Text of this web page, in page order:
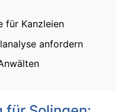
für Kanzleien
anfordern